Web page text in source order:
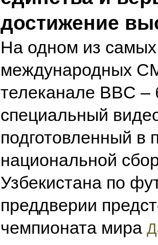
достижение
На одном из
международных
телеканале BBC –
специальный
подготовленный в
национальной
Узбекистана по
преддверии
чемпионата мира